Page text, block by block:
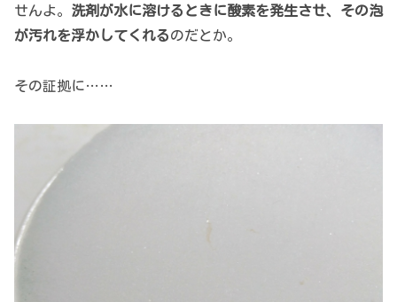
せんよ。 洗剤が水に溶けるときに酸素を発生させ、その泡
が汚れを浮かしてくれるのだとか。
その証拠に……